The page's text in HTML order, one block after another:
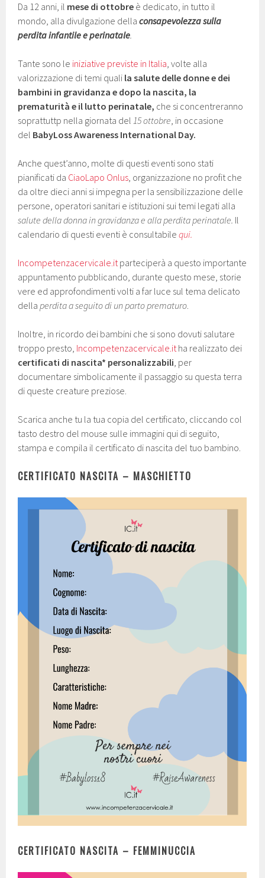
Da 12 anni, il mese di ottobre è dedicato, in tutto il
mondo, alla divulgazione dellaconsapevolezza sulla
perdita infantile e perinatale.
Tante sono le iniziative previste in Italia, volte alla
valorizzazione di temi quali la salute delle donne e dei
bambini in gravidanza e dopo la nascita, la
prematurità e il lutto perinatale, che si concentreranno
soprattuttp nella giornata del15 ottobre, in occasione
del BabyLoss Awareness International Day.
Anche quest’anno, molte di questi eventi sono stati
pianificati da CiaoLapo Onlus, organizzazione no profit che
da oltre dieci anni si impegna per la sensibilizzazione delle
persone, operatori sanitari e istituzioni sui temi legati alla
salute della donna in gravidanza e alla perdita perinatale. Il
calendario di questi eventi è consultabile qui.
Incompetenzacervicale.itparteciperà a questo importante
appuntamento pubblicando, durante questo mese, storie
vere ed approfondimenti volti a far luce sul tema delicato
dellaperdita a seguito di un parto prematuro.
Inoltre, in ricordo dei bambini che si sono dovuti salutare
troppo presto, Incompetenzacervicale.itha realizzato dei
certificati di nascita* personalizzabili, per
documentare simbolicamente il passaggio su questa terra
di queste creature preziose.
Scarica anche tu la tua copia del certificato, cliccando col
tasto destro del mouse sulle immagini qui di seguito,
stampa e compila il certificato di nascita del tuo bambino.
CERTIFICATO NASCITA – MASCHIETTO
CERTIFICATO NASCITA – FEMMINUCCIA